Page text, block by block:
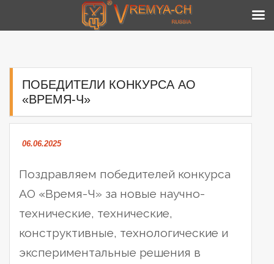
contentПОБЕДИТЕЛИ КОНКУРСА АО
«ВРЕМЯ-Ч»
06.06.2025
Поздравляем победителей конкурса
АО «Время-Ч» за новые научно-
технические, технические,
конструктивные, технологические и
экспериментальные решения в